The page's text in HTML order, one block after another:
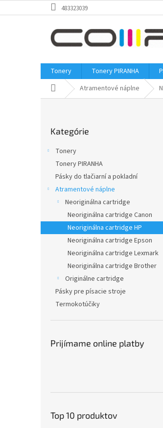
na
483323039
Tonery Tonery PIRANHA
DomovAtramentové náplne
kategórie
Kategórie
Tonery
Tonery PIRANHA
Pásky do tlačiarní a pokladní
Atramentové náplne
Neoriginálna cartridge
Neoriginálna cartridge Canon
Neoriginálna cartridge HP
Neoriginálna cartridge Epson
Neoriginálna cartridge Lexmark
Neoriginálna cartridge Brother
Originálne cartridge
Pásky pre písacie stroje
Termokotúčiky
Prijímame online platby
Top 10 produktov